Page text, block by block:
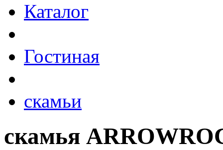
Каталог
Гостиная
скамьи
скамья